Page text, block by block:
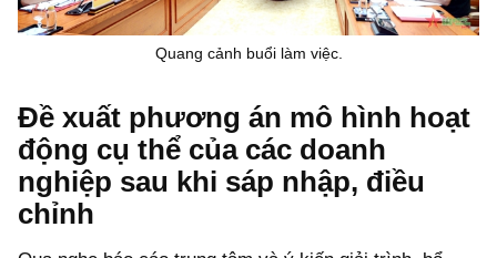
Quang cảnh buổi làm việc.
Đề xuất phương án mô hình hoạt
động cụ thể của các doanh
nghiệp sau khi sáp nhập, điều
chỉnh